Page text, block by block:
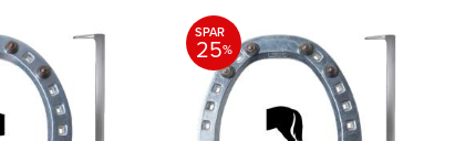
SPAR
25%